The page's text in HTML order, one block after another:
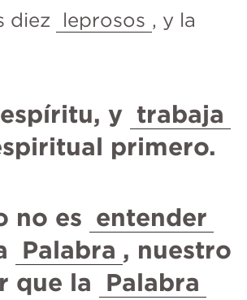
diez leprosos
y trabaja
primero.
no es entender
Palabra , nuestro
que la Palabra